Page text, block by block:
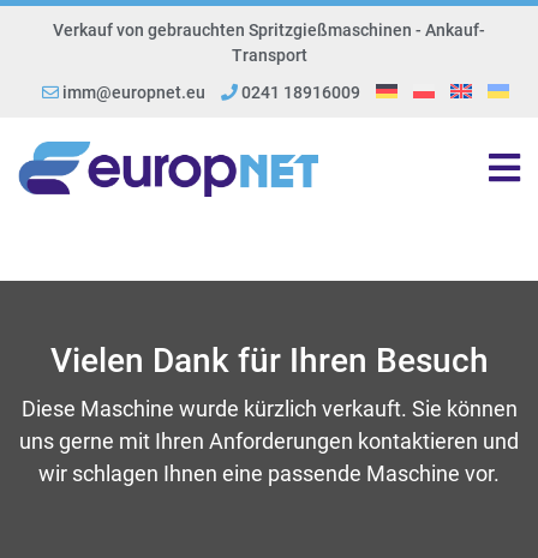
Verkauf von gebrauchten Spritzgießmaschinen - Ankauf-
Transport
imm@europnet.eu
0241 18916009
Vielen Dank für Ihren Besuch
Diese Maschine wurde kürzlich verkauft. Sie können
uns gerne mit Ihren Anforderungen kontaktieren und
wir schlagen Ihnen eine passende Maschine vor.